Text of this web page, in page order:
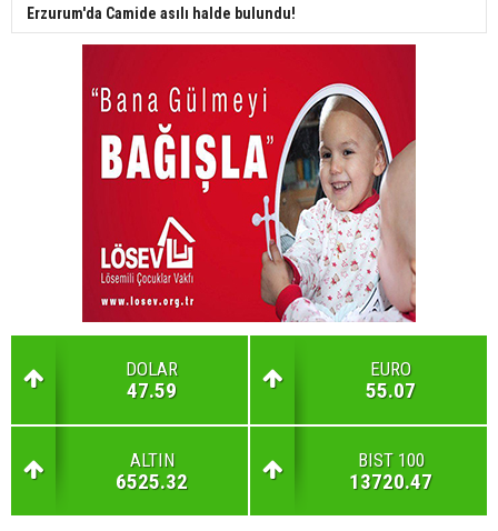
Erzurum'da Camide asılı halde bulundu!
DOLAR
47.59
EURO
55.07
ALTIN
6525.32
BIST 100
13720.47